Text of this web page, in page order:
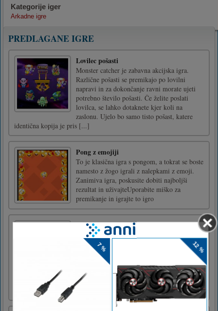
Kategorije iger
Arkadne igre
PREDLAGANE IGRE
Lovilec pošasti
Monster catcher je zabavna akcijska igra.
Različne pošasti se premikajo po lovilni
napravi in za dokončanje ravni morate ujeti
potrebno število pošasti. Če želite poslati
lovilca, se lahko dotaknete kjer koli na
zaslonu. Ujelo bo samo tisto pošast, katere
identična kopija je pris [...]
Pong z emojiji
To je klasična igra s pongom, a tokrat se boste
namesto z žogo igrali z nalepkami z emoji.
Zanimiva igra, poskusite dobiti najboljši
rezultat in uživajteUporabite miško za
premikanje in igrajte to igro
Puppy Blast
Puppy Blast je sladka ugankarska
pustolovščina, v kateri se lahko dotaknete
katerega koli nabora kock ujemajočih se barv
ter jih vse poskočite in razstrelite. Več kock
ko vam uspe razstreliti hkrati, več nagrad in
točk boste zbrali. Torej, ne glede na to, ali
iščete možgansko uga [...]